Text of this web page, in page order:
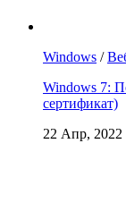
Windows /
Windows 7:
сертификат)
22 Апр, 2022